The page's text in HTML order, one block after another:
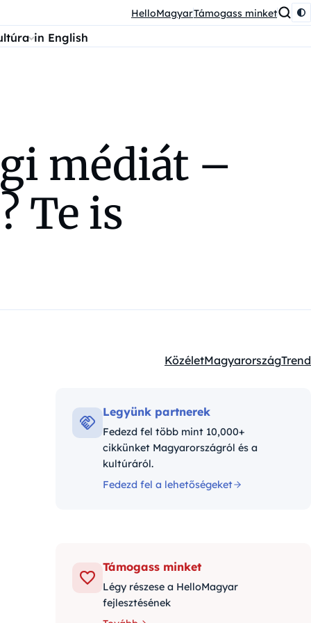
HelloMagyarTámogass minket
in English
médiát –
Te is
Kategóriák:
KözéletMagyarországTrend
Legyünk partnerek
Fedezd fel több mint 10,000+
cikkünket Magyarországról és a
kultúráról.
Fedezd fel a lehetőségeket
Támogass minket
Légy részese a HelloMagyar
fejlesztésének